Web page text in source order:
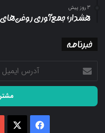
3 روز پیش
هشدار؛ جمع‌آوری روغن‌های
خبرنامه
آدرس
ایمیل
خود
وارد
فیسبوک